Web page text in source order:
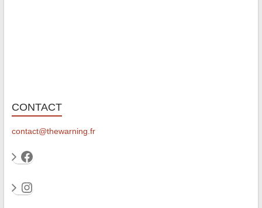
CONTACT
contact@thewarning.fr
Facebook
Instagram